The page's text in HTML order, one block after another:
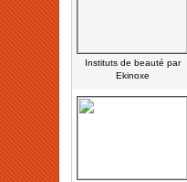
Instituts de beauté par
Ekinoxe